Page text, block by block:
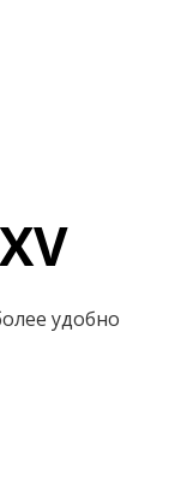
удобно